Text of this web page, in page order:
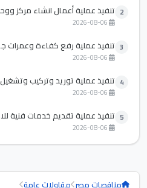
2 تنفيذ عملية أعمال انشاء مركز
3 تنفيذ عملية رفع كفاءة وعمرات
4 تنفيذ عملية توريد وتركيب
5 تنفيذ عملية تقديم خدمات فنية
مناقصات مصر مقاولات عامة